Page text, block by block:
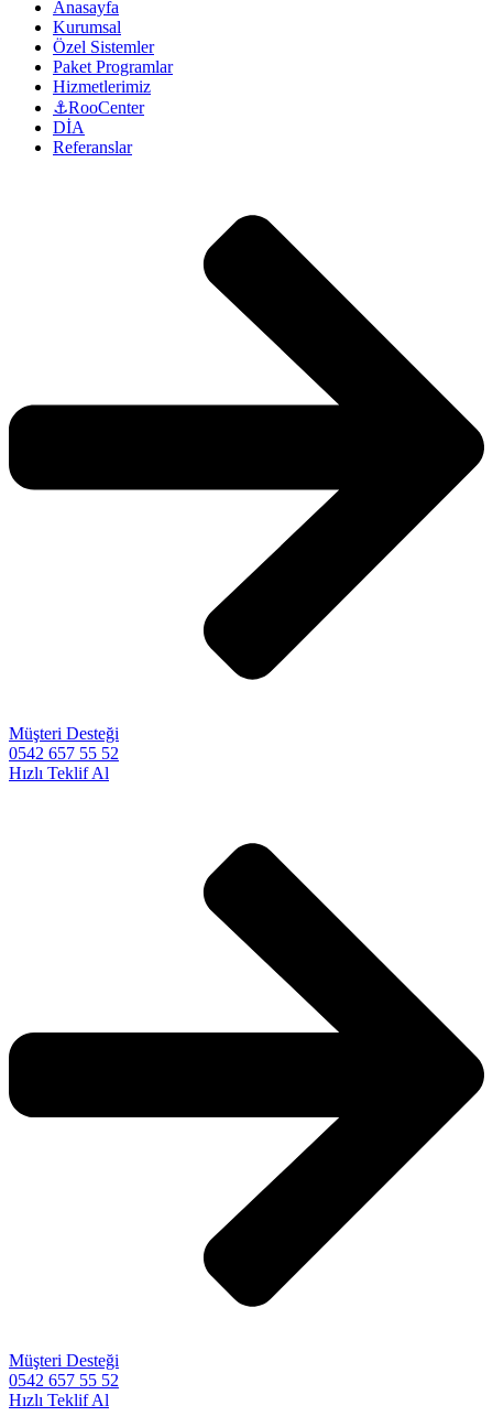
Anasayfa
Kurumsal
Özel Sistemler
Paket Programlar
Hizmetlerimiz
⚓RooCenter
DİA
Referanslar
Müşteri Desteği
0542 657 55 52
Hızlı Teklif Al
Müşteri Desteği
0542 657 55 52
Hızlı Teklif Al